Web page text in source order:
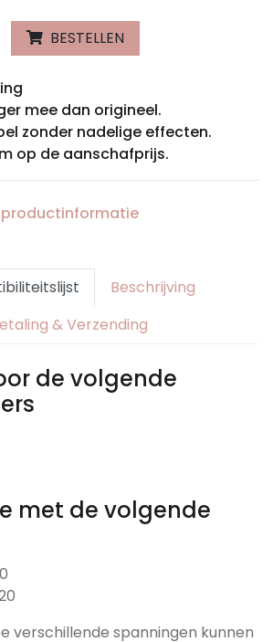
BESTELLEN
mee dan origineel.
zonder nadelige effecten.
op de aanschafprijs.
productinformatie
Beschrijving
& Verzending
de volgende
met de volgende
verschillende spanningen kunnen